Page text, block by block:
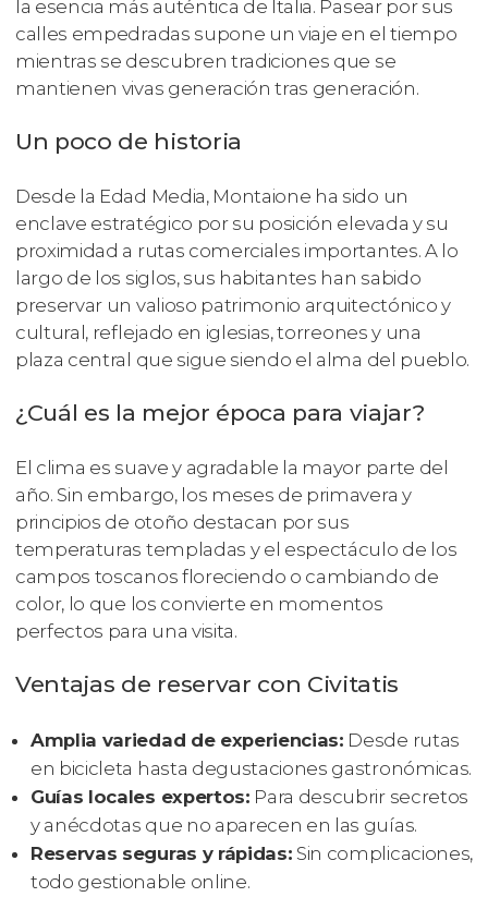
la esencia más auténtica de Italia. Pasear por sus
calles empedradas supone un viaje en el tiempo
mientras se descubren tradiciones que se
mantienen vivas generación tras generación.
Un poco de historia
Desde la Edad Media, Montaione ha sido un
enclave estratégico por su posición elevada y su
proximidad a rutas comerciales importantes. A lo
largo de los siglos, sus habitantes han sabido
preservar un valioso patrimonio arquitectónico y
cultural, reflejado en iglesias, torreones y una
plaza central que sigue siendo el alma del pueblo.
¿Cuál es la mejor época para viajar?
El clima es suave y agradable la mayor parte del
año. Sin embargo, los meses de primavera y
principios de otoño destacan por sus
temperaturas templadas y el espectáculo de los
campos toscanos floreciendo o cambiando de
color, lo que los convierte en momentos
perfectos para una visita.
Ventajas de reservar con Civitatis
Amplia variedad de experiencias: Desde rutas
en bicicleta hasta degustaciones gastronómicas.
Guías locales expertos: Para descubrir secretos
y anécdotas que no aparecen en las guías.
Reservas seguras y rápidas: Sin complicaciones,
todo gestionable online.